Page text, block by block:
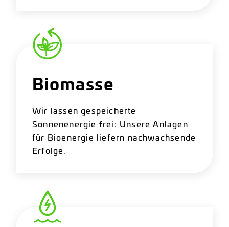
Biomasse
Wir lassen gespeicherte
Sonnenenergie frei: Unsere Anlagen
für Bioenergie liefern nachwachsende
Erfolge.